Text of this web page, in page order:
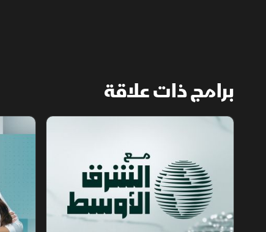
برامج ذات علاقة
مع الشرق الأوسط الخبر الآخر